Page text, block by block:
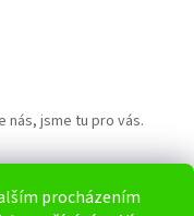
procházením
jsme tu pro vás.